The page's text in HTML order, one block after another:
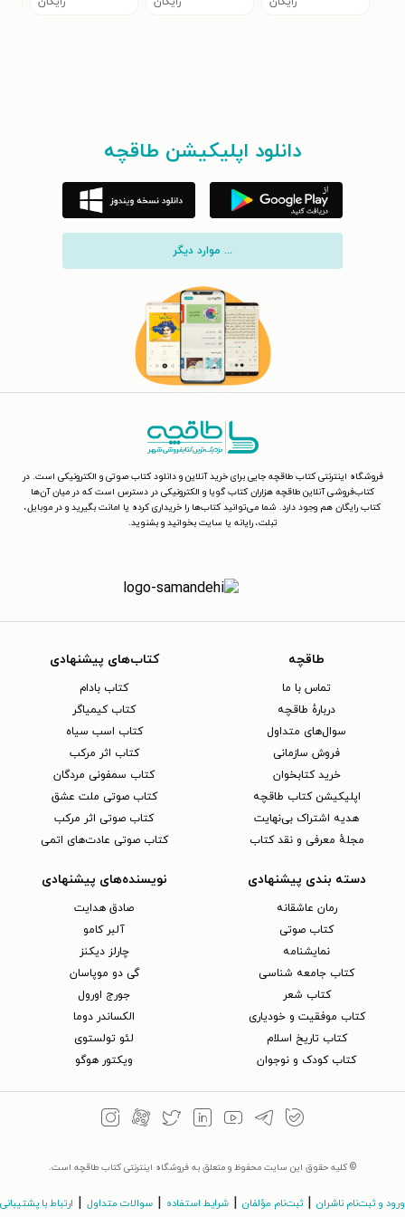
دانلود اپلیکیشن طاقچه
... موارد دیگر
فروشگاه اینترنتی کتاب طاقچه جایی برای خرید آنلاین و دانلود کتاب صوتی و الکترونیکی است. در
کتاب‌فروشی آنلاین طاقچه هزاران کتاب گویا و الکترونیکی در دسترس است که در میان آن‌ها
کتاب رایگان هم وجود دارد. شما می‌توانید کتاب‌ها را خریداری کرده یا امانت بگیرید و در موبایل،
تبلت، رایانه یا سایت بخوانید و بشنوید.
طاقچه
تماس با ما
دربارهٔ طاقچه
سوال‌های متداول
فروش سازمانی
خرید کتابخوان
اپلیکیشن کتاب طاقچه
هدیه اشتراک بی‌نهایت
مجلهٔ معرفی و نقد کتاب
کتاب‌های پیشنهادی
کتاب بادام
کتاب کیمیاگر
کتاب اسب سیاه
کتاب اثر مرکب
کتاب سمفونی مردگان
کتاب صوتی ملت عشق
کتاب صوتی اثر مرکب
کتاب صوتی عادت‌های اتمی
دسته بندی پیشنهادی
رمان عاشقانه
کتاب‌ صوتی
نمایشنامه
کتاب جامعه شناسی
کتاب شعر
کتاب موفقیت و خودیاری
کتاب تاریخ اسلام
کتاب کودک و نوجوان
نویسنده‌های پیشنهادی
صادق هدایت
آلبر کامو
چارلز دیکنز
گی دو موپاسان
جورج اورول
الکساندر دوما
لئو تولستوی
ویکتور هوگو
© کلیه حقوق این سایت محفوظ و متعلق به فروشگاه اینترنتی کتاب طاقچه است.
ورود و ثبت‌نام ناشران | ثبت‌نام مؤلفان | شرایط استفاده | سوالات متداول | ارتباط با پشتیبانی